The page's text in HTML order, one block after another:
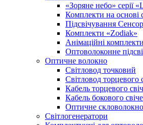
«Зоряне небо» серії
Комплекти на основі
Підсвічування
Комплекти «Zodiak»
Анімаційні комплекти
Оптоволоконне
Оптичне волокно
Світловод точковий
Світловод торцевого
Кабель торцевого
Кабель бокового
Оптичне скловолокно
Світлогенератори